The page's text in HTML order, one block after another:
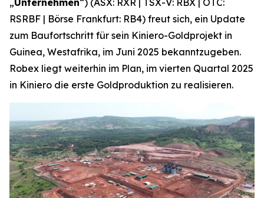
RSRBF | Börse Frankfurt: RB4) freut sich, ein Update
zum Baufortschritt für sein Kiniero-Goldprojekt in
Guinea, Westafrika, im Juni 2025 bekanntzugeben.
Robex liegt weiterhin im Plan, im vierten Quartal 2025
in Kiniero die erste Goldproduktion zu realisieren.